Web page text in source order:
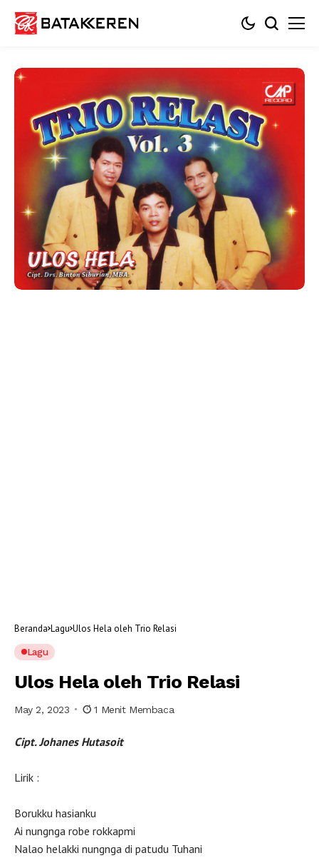
Beranda Lagu Ulos Hela oleh Trio Relasi
Lagu
Ulos Hela oleh Trio Relasi
May 2, 2023 1 Menit Membaca
Cipt. Johanes Hutasoit
Lirik :
Borukku hasianku
Ai nungnga robe rokkapmi
Nalao helakki nungnga di patudu Tuhani